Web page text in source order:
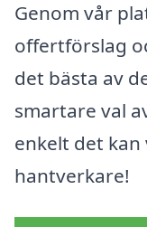
Genom vår
offertförslag
det bästa av
smartare val
enkelt det
hantverkare!